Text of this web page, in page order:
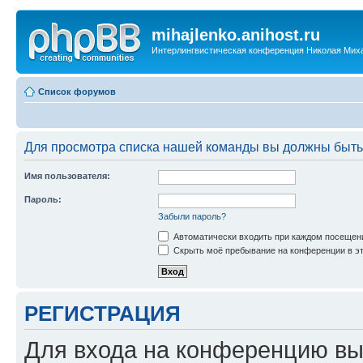
mihajlenko.anihost.ru
Интерлингвистическая конференция Николая
Список форумов
Для просмотра списка нашей команды вы должны
Имя пользователя:
Пароль:
Забыли пароль?
Автоматически входить при каждом
Скрыть моё пребывание на конференции в
РЕГИСТРАЦИЯ
Для входа на конференцию